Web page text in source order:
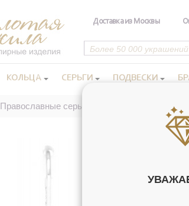
Доставка из Москвы
КОЛЬЦА СЕРЬГИ ПОДВЕСКИ
Православные серьги Серьги из серебра 925